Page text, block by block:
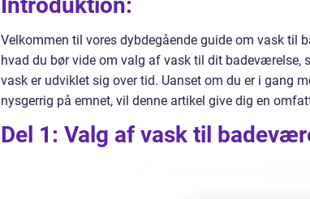
Velkommen til vores dybdegående guide om vask til
hvad du bør vide om valg af vask til dit badeværelse,
vask er udviklet sig over tid. Uanset om du er i gang
nysgerrig på emnet, vil denne artikel give dig en
Del 1: Valg af vask til